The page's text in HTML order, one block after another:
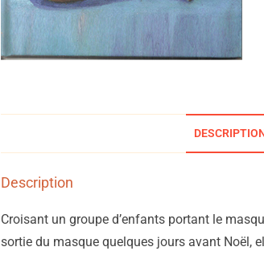
Description
Croisant un groupe d’enfants portant le
sortie du masque quelques jours avant Noël,